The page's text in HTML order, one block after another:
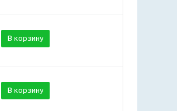
В корзину
В корзину